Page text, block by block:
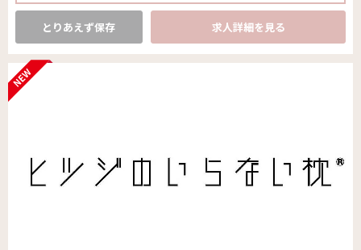
とりあえず保存 求人詳細を見る